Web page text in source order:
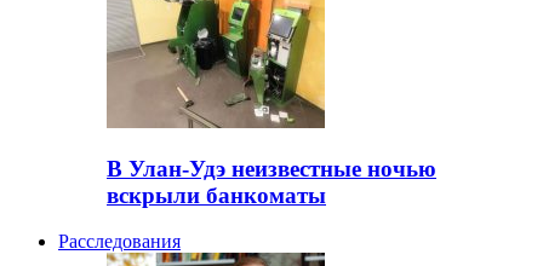
В Улан-Удэ неизвестные ночью
вскрыли банкоматы
Расследования